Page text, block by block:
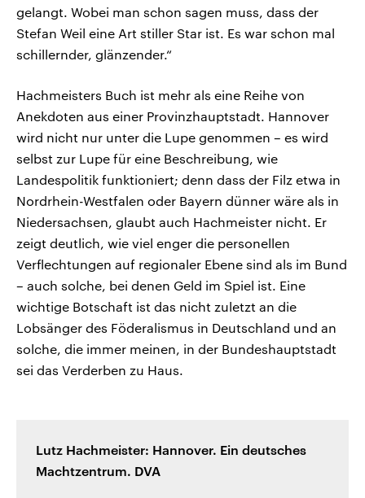
gelangt. Wobei man schon sagen muss, dass der
Stefan Weil eine Art stiller Star ist. Es war schon mal
schillernder, glänzender.“
Hachmeisters Buch ist mehr als eine Reihe von
Anekdoten aus einer Provinzhauptstadt. Hannover
wird nicht nur unter die Lupe genommen – es wird
selbst zur Lupe für eine Beschreibung, wie
Landespolitik funktioniert; denn dass der Filz etwa in
Nordrhein-Westfalen oder Bayern dünner wäre als in
Niedersachsen, glaubt auch Hachmeister nicht. Er
zeigt deutlich, wie viel enger die personellen
Verflechtungen auf regionaler Ebene sind als im Bund
– auch solche, bei denen Geld im Spiel ist. Eine
wichtige Botschaft ist das nicht zuletzt an die
Lobsänger des Föderalismus in Deutschland und an
solche, die immer meinen, in der Bundeshauptstadt
sei das Verderben zu Haus.
Lutz Hachmeister: Hannover. Ein deutsches
Machtzentrum. DVA